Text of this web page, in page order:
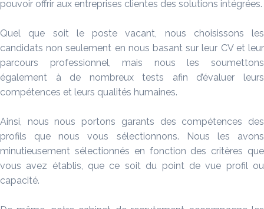
pouvoir offrir aux entreprises clientes des solutions intégrées.
Quel que soit le poste vacant, nous choisissons les
candidats non seulement en nous basant sur leur CV et leur
parcours professionnel, mais nous les soumettons
également à de nombreux tests afin d’évaluer leurs
compétences et leurs qualités humaines.
Ainsi, nous nous portons garants des compétences des
profils que nous vous sélectionnons. Nous les avons
minutieusement sélectionnés en fonction des critères que
vous avez établis, que ce soit du point de vue profil ou
capacité.